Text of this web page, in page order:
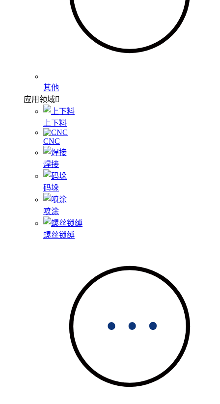
其他
应用领域
上下料
CNC
焊接
码垛
喷涂
螺丝锁缚